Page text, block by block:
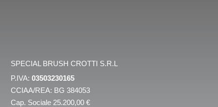
SPECIAL BRUSH CROTTI S.R.L
P.IVA:03503230165
CCIAA/REA: BG 384053
Cap. Sociale 25.200,00 €